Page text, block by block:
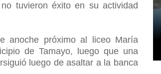
tuvieron éxito en su actividad
anoche próximo al liceo María
de Tamayo, luego que una
luego de asaltar a la banca